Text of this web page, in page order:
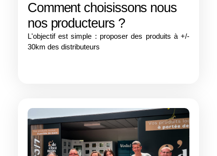
Comment choisissons nous
nos producteurs ?
L'objectif est simple : proposer des produits à +/-
30km des distributeurs